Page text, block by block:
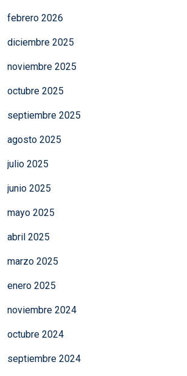
febrero 2026
diciembre 2025
noviembre 2025
octubre 2025
septiembre 2025
agosto 2025
julio 2025
junio 2025
mayo 2025
abril 2025
marzo 2025
enero 2025
noviembre 2024
octubre 2024
septiembre 2024